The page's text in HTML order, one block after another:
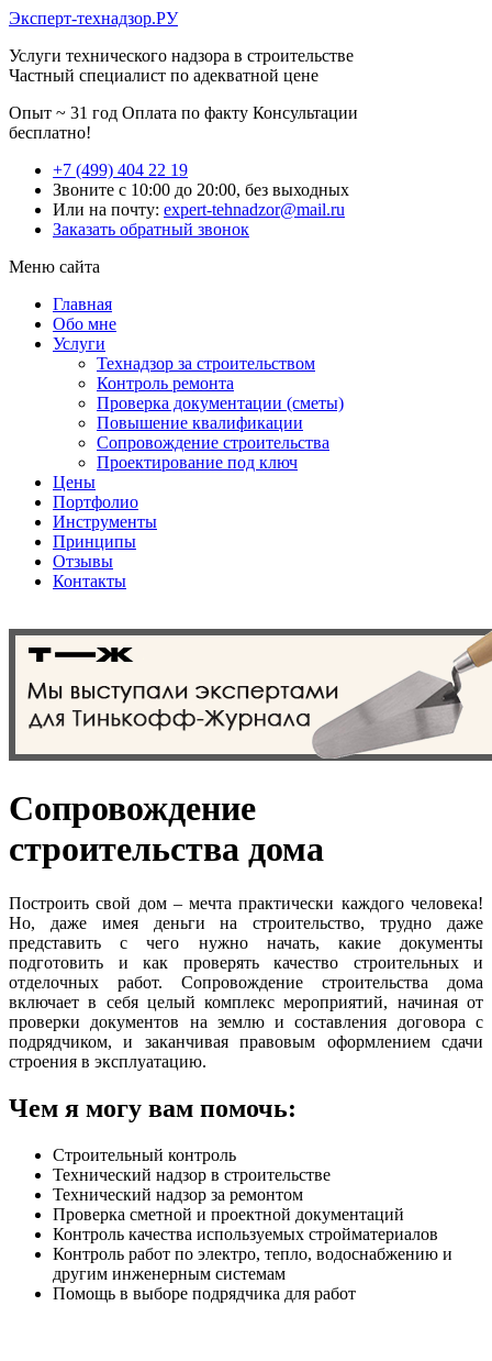
Эксперт-технадзор.РУ
Услуги технического надзора в строительстве
Частный специалист по адекватной цене
Опыт ~ 31 год Оплата по факту Консультации
бесплатно!
+7 (499) 404 22 19
Звоните с 10:00 до 20:00, без выходных
Или на почту: expert-tehnadzor@mail.ru
Заказать обратный звонок
Меню сайта
Главная
Обо мне
Услуги
Технадзор за строительством
Контроль ремонта
Проверка документации (сметы)
Повышение квалификации
Сопровождение строительства
Проектирование под ключ
Цены
Портфолио
Инструменты
Принципы
Отзывы
Контакты
Сопровождение
строительства дома
Построить свой дом – мечта практически каждого человека!
Но, даже имея деньги на строительство, трудно даже
представить с чего нужно начать, какие документы
подготовить и как проверять качество строительных и
отделочных работ. Сопровождение строительства дома
включает в себя целый комплекс мероприятий, начиная от
проверки документов на землю и составления договора с
подрядчиком, и заканчивая правовым оформлением сдачи
строения в эксплуатацию.
Чем я могу вам помочь:
Строительный контроль
Технический надзор в строительстве
Технический надзор за ремонтом
Проверка сметной и проектной документаций
Контроль качества используемых стройматериалов
Контроль работ по электро, тепло, водоснабжению и
другим инженерным системам
Помощь в выборе подрядчика для работ